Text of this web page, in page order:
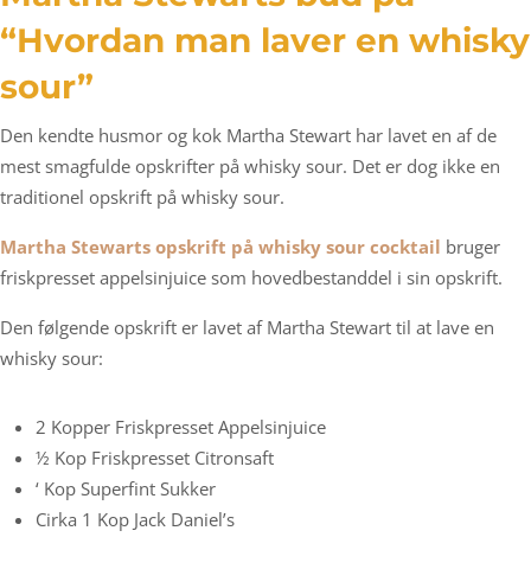
“Hvordan man laver en whisky
sour”
Den kendte husmor og kok Martha Stewart har lavet en af de
mest smagfulde opskrifter på whisky sour. Det er dog ikke en
traditionel opskrift på whisky sour.
Martha Stewarts opskrift på whisky sour cocktail bruger
friskpresset appelsinjuice som hovedbestanddel i sin opskrift.
Den følgende opskrift er lavet af Martha Stewart til at lave en
whisky sour:
2 Kopper Friskpresset Appelsinjuice
½ Kop Friskpresset Citronsaft
‘ Kop Superfint Sukker
Cirka 1 Kop Jack Daniel’s